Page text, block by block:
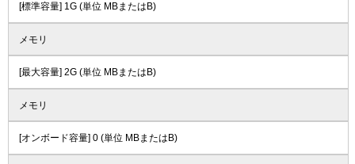
[標準容量] 1G (単位 MBまたはB)
メモリ
[最大容量] 2G (単位 MBまたはB)
メモリ
[オンボード容量] 0 (単位 MBまたはB)